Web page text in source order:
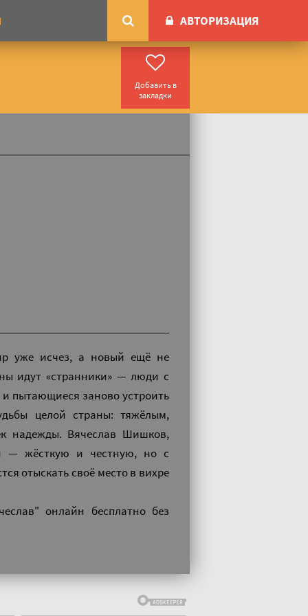
АВТОРИЗАЦИЯ
Добавить в
закладки
уже исчез, а новый ещё не
идут «странники» — люди с
пытающиеся заново устроить
целой страны: тяжёлым,
надежды. Вячеслав Шишков,
— жёсткую и честную, но с
отыскать своё место в вихре
онлайн бесплатно без